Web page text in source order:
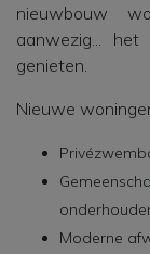
nieuwbouw
aanwezig...
genieten.
Nieuwe
Moderne